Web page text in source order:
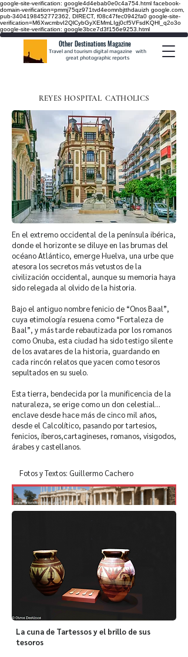
google-site-verification: google4d4ebab0e0c4a754.html facebook-
domain-verification=pmmj75qz971tvd4eomnbjtthdauizh google.com,
pub-3404198452772362, DIRECT, f08c47fec0942fa0 google-site-
verification=M6XwcmbvI2QlCybGyXEMmLIgj0cf5VFsdKQHl_q2o3o
google-site-verification: google3bce7d3f156e9253.html
Other Destinations Magazine
Travel and tourism digital magazine with
great photographic reports
REYES HOSPITAL CATHOLICS
En el extremo occidental de la península ibérica,
donde el horizonte se diluye en las brumas del
océano Atlántico, emerge Huelva, una urbe que
atesora los secretos más vetustos de la
civilización occidental, aunque su memoria haya
sido relegada al olvido de la historia.
Bajo el antiguo nombre fenicio de “Onos Baal”,
cuya etimología resuena como “Fortaleza de
Baal”, y más tarde rebautizada por los romanos
como Onuba, esta ciudad ha sido testigo silente
de los avatares de la historia, guardando en
cada rincón relatos que yacen como tesoros
sepultados en su suelo.
Esta tierra, bendecida por la munificencia de la
naturaleza, se erige como un don celestial…
enclave desde hace más de cinco mil años,
desde el Calcolítico, pasando por tartesios,
fenicios, íberos,cartagineses, romanos, visigodos,
árabes y castellanos.
Fotos y Textos: Guillermo Cachero
La cuna de Tartessos y el brillo de sus
tesoros